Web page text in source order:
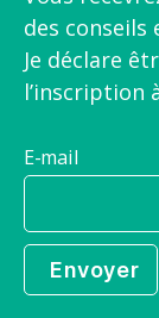
des conseils
Je déclare
l’inscription
E-mail